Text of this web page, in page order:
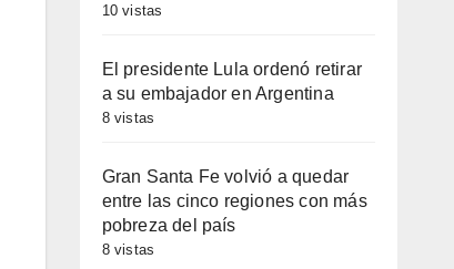
10 vistas
El presidente Lula ordenó retirar
a su embajador en Argentina
8 vistas
Gran Santa Fe volvió a quedar
entre las cinco regiones con más
pobreza del país
8 vistas